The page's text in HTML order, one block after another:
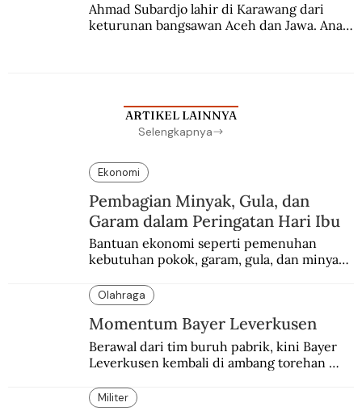
Ahmad Subardjo lahir di Karawang dari
keturunan bangsawan Aceh dan Jawa. Anak
ARTIKEL LAINNYA
Selengkapnya
Ekonomi
Pembagian Minyak, Gula, dan
Garam dalam Peringatan Hari Ibu
Bantuan ekonomi seperti pemenuhan
kebutuhan pokok, garam, gula, dan minyak
peringatan Hari Ibu.
Olahraga
Momentum Bayer Leverkusen
Berawal dari tim buruh pabrik, kini Bayer
Leverkusen kembali di ambang torehan
“Neverkusen”.
Militer